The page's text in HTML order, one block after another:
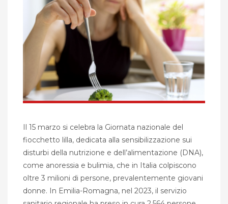
Il 15 marzo si celebra la Giornata nazionale del
fiocchetto lilla, dedicata alla sensibilizzazione sui
disturbi della nutrizione e dell’alimentazione (DNA),
come anoressia e bulimia, che in Italia colpiscono
oltre 3 milioni di persone, prevalentemente giovani
donne. In Emilia-Romagna, nel 2023, il servizio